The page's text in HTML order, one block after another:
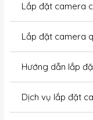
Lắp đặt camera
Lắp đặt camera
Hướng dẫn lắp
Dịch vụ lắp đặt